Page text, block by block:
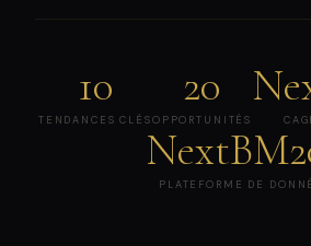
10
TENDANCES CLÉS
20
OPPORTUNITÉS
PLATEFORME DE